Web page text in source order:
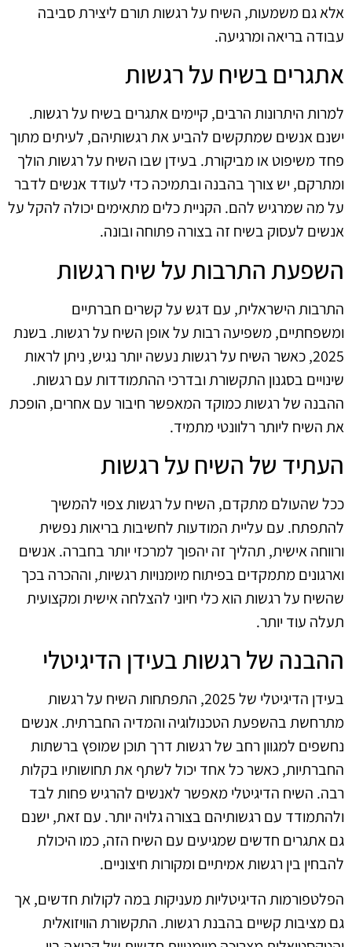
אלא גם משמעות, השיח על רגשות תורם ליצירת סביבה
עבודה בריאה ומרגיעה.
אתגרים בשיח על רגשות
למרות היתרונות הרבים, קיימים אתגרים בשיח על רגשות.
ישנם אנשים שמתקשים להביע את רגשותיהם, לעיתים מתוך
פחד משיפוט או מביקורת. בעידן שבו השיח על רגשות הולך
ומתרקם, יש צורך בהבנה ובתמיכה כדי לעודד אנשים לדבר
על מה שמרגיש להם. הקניית כלים מתאימים יכולה להקל על
אנשים לעסוק בשיח זה בצורה פתוחה ובונה.
השפעת התרבות על שיח רגשות
התרבות הישראלית, עם דגש על קשרים חברתיים
ומשפחתיים, משפיעה רבות על אופן השיח על רגשות. בשנת
2025, כאשר השיח על רגשות נעשה יותר נגיש, ניתן לראות
שינויים בסגנון התקשורת ובדרכי ההתמודדות עם רגשות.
ההבנה של רגשות כמוקד המאפשר חיבור עם אחרים, הופכת
את השיח ליותר רלוונטי מתמיד.
העתיד של השיח על רגשות
ככל שהעולם מתקדם, השיח על רגשות צפוי להמשיך
להתפתח. עם עליית המודעות לחשיבות בריאות נפשית
ורווחה אישית, תהליך זה יהפוך למרכזי יותר בחברה. אנשים
וארגונים מתמקדים בפיתוח מיומנויות רגשיות, וההכרה בכך
שהשיח על רגשות הוא כלי חיוני להצלחה אישית ומקצועית
תעלה עוד יותר.
ההבנה של רגשות בעידן הדיגיטלי
בעידן הדיגיטלי של 2025, התפתחות השיח על רגשות
מתרחשת בהשפעת הטכנולוגיה והמדיה החברתית. אנשים
נחשפים למגוון רחב של רגשות דרך תוכן שמופץ ברשתות
החברתיות, כאשר כל אחד יכול לשתף את תחושותיו בקלות
רבה. השיח הדיגיטלי מאפשר לאנשים להרגיש פחות לבד
ולהתמודד עם רגשותיהם בצורה גלויה יותר. עם זאת, ישנם
גם אתגרים חדשים שמגיעים עם השיח הזה, כמו היכולת
להבחין בין רגשות אמיתיים ומקורות חיצוניים.
הפלטפורמות הדיגיטליות מעניקות במה לקולות חדשים, אך
גם מציבות קשיים בהבנת רגשות. התקשורת הוויזואלית